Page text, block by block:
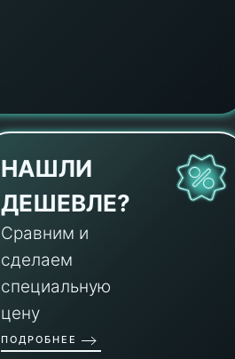
НАШЛИ
ДЕШЕВЛЕ?
Сравним и
сделаем
специальную
цену
ПОДРОБНЕЕ